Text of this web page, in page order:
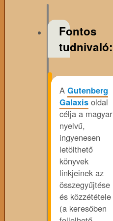
Fontos
tudnivaló:
A Gutenberg
Galaxis oldal
célja a magyar
nyelvű,
ingyenesen
letölthető
könyvek
linkjeinek az
összegyűjtése
és közzététele
(a keresőben